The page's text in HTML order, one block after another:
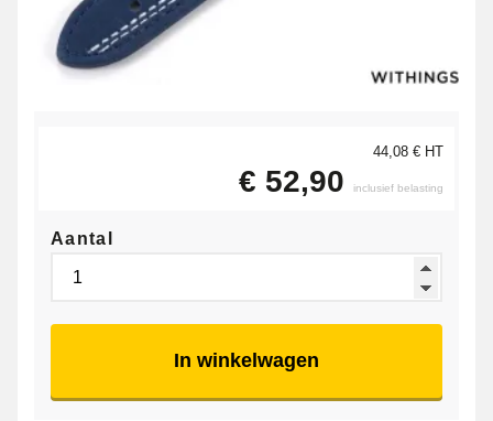
44,08 € HT
€ 52,90 inclusief belasting
Aantal
In winkelwagen